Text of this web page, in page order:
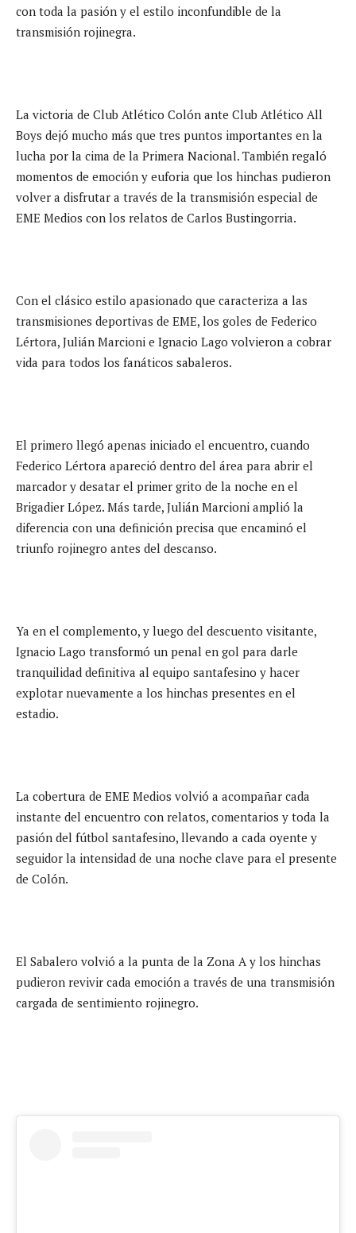
con toda la pasión y el estilo inconfundible de la
transmisión rojinegra.
La victoria de Club Atlético Colón ante Club Atlético All
Boys dejó mucho más que tres puntos importantes en la
lucha por la cima de la Primera Nacional. También regaló
momentos de emoción y euforia que los hinchas pudieron
volver a disfrutar a través de la transmisión especial de
EME Medios con los relatos de Carlos Bustingorria.
Con el clásico estilo apasionado que caracteriza a las
transmisiones deportivas de EME, los goles de Federico
Lértora, Julián Marcioni e Ignacio Lago volvieron a cobrar
vida para todos los fanáticos sabaleros.
El primero llegó apenas iniciado el encuentro, cuando
Federico Lértora apareció dentro del área para abrir el
marcador y desatar el primer grito de la noche en el
Brigadier López. Más tarde, Julián Marcioni amplió la
diferencia con una definición precisa que encaminó el
triunfo rojinegro antes del descanso.
Ya en el complemento, y luego del descuento visitante,
Ignacio Lago transformó un penal en gol para darle
tranquilidad definitiva al equipo santafesino y hacer
explotar nuevamente a los hinchas presentes en el
estadio.
La cobertura de EME Medios volvió a acompañar cada
instante del encuentro con relatos, comentarios y toda la
pasión del fútbol santafesino, llevando a cada oyente y
seguidor la intensidad de una noche clave para el presente
de Colón.
El Sabalero volvió a la punta de la Zona A y los hinchas
pudieron revivir cada emoción a través de una transmisión
cargada de sentimiento rojinegro.